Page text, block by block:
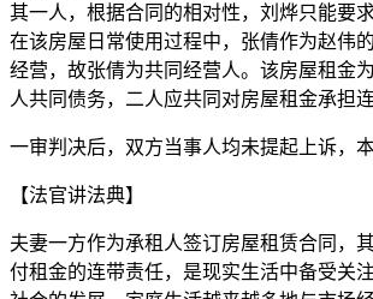
其一人，根据合同的相对性，刘烨只能要
在该房屋日常使用过程中，张倩作为赵伟
经营，故张倩为共同经营人。该房屋租金
人共同债务，二人应共同对房屋租金承担
一审判决后，双方当事人均未提起上诉，
【法官讲法典】
夫妻一方作为承租人签订房屋租赁合同，
付租金的连带责任，是现实生活中备受关